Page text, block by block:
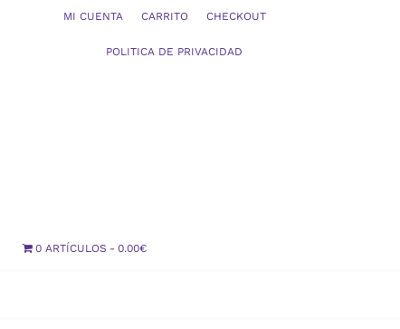
MI CUENTA CARRITO CHECKOUT
POLITICA DE PRIVACIDAD
0 ARTÍCULOS 0.00€